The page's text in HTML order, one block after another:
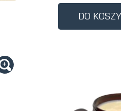
Perfumy
Krem do
Zestaw
DO